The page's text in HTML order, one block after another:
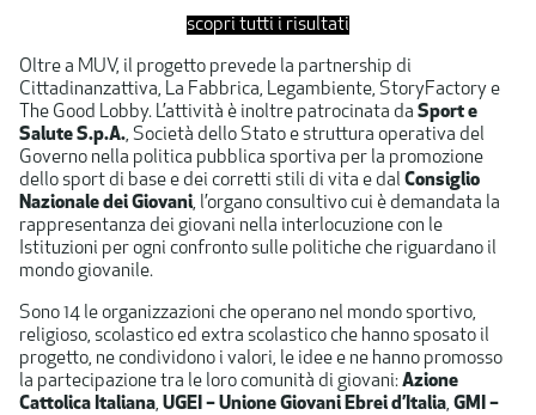
scopri tutti i risultati
Oltre a MUV, il progetto prevede la partnership di
Cittadinanzattiva, La Fabbrica, Legambiente, StoryFactory e
The Good Lobby. L’attività è inoltre patrocinata da Sport e
Salute S.p.A., Società dello Stato e struttura operativa del
Governo nella politica pubblica sportiva per la promozione
dello sport di base e dei corretti stili di vita e dal Consiglio
Nazionale dei Giovani, l’organo consultivo cui è demandata la
rappresentanza dei giovani nella interlocuzione con le
Istituzioni per ogni confronto sulle politiche che riguardano il
mondo giovanile.
Sono 14 le organizzazioni che operano nel mondo sportivo,
religioso, scolastico ed extra scolastico che hanno sposato il
progetto, ne condividono i valori, le idee e ne hanno promosso
la partecipazione tra le loro comunità di giovani:Azione
Cattolica Italiana, UGEI – Unione Giovani Ebrei d’Italia, GMI –